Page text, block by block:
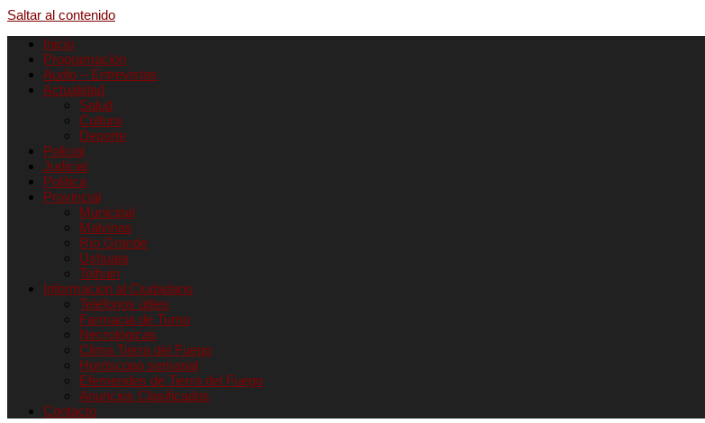
Saltar al contenido
Inicio
Programación
Audio – Entrevistas
Actualidad
Salud
Cultura
Deporte
Policial
Judicial
Política
Provincial
Municipal
Malvinas
Río Grande
Ushuaia
Tolhuin
Informacion al Ciudadano
Teléfonos útiles
Farmacia de Turno
Necrológicas
Clima Tierra del Fuego
Horóscopo semanal
Efemerides de Tierra del Fuego
Anuncios Clasificados
Contacto